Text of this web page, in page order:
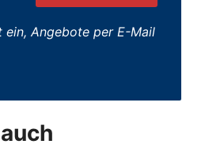
ein, Angebote per E-Mail